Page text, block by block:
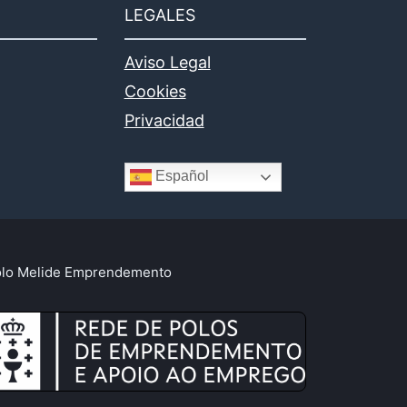
LEGALES
Aviso Legal
Cookies
Privacidad
Español
Melide Emprendemento